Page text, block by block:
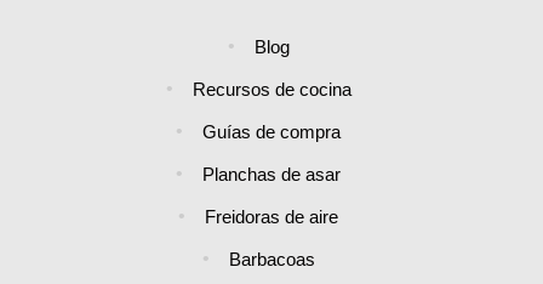
Blog
Recursos de cocina
Guías de compra
Planchas de asar
Freidoras de aire
Barbacoas